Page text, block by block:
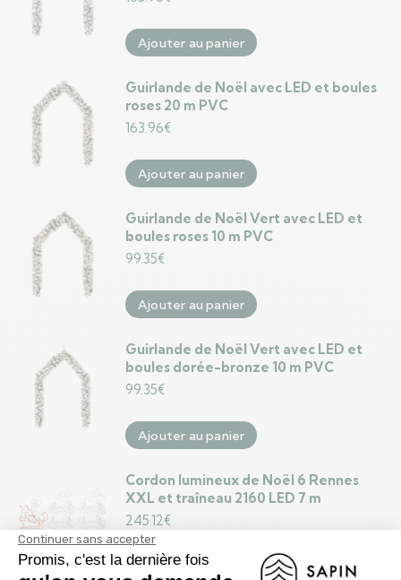
Ajouter au panier
Guirlande de Noël avec LED et boules
roses 20 m PVC
163.96€
Ajouter au panier
Guirlande de Noël Vert avec LED et
boules roses 10 m PVC
99.35€
Ajouter au panier
Guirlande de Noël Vert avec LED et
boules dorée-bronze 10 m PVC
99.35€
Ajouter au panier
Cordon lumineux de Noël 6 Rennes
XXL et traîneau 2160 LED 7 m
245.12€
Ajouter au panier